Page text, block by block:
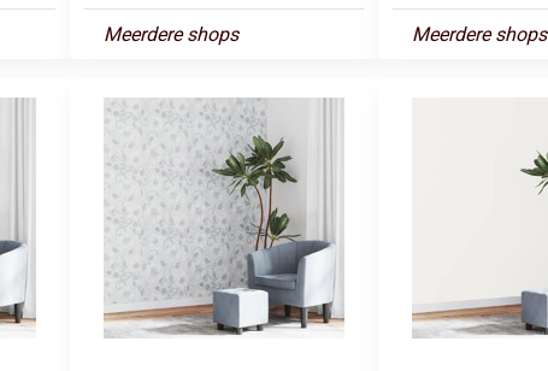
Meerdere shops Meerdere shops